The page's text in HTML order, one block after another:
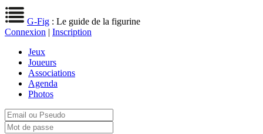
G-Fig : Le guide de la figurine
Connexion | Inscription
Jeux
Joueurs
Associations
Agenda
Photos